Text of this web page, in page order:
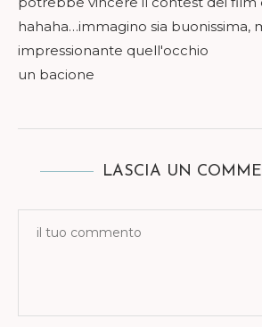
hahaha…immagino sia buonissima,
impressionante quell'occhio
un bacione
LASCIA UN